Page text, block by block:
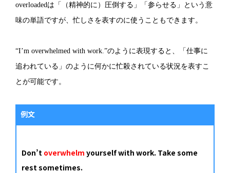
overloadedは「（精神的に）圧倒する」「参らせる」という意
味の単語ですが、忙しさを表すのに使うこともできます。
“I’m overwhelmed with work.”のように表現すると、「仕事に
追われている」のように何かに忙殺されている状況を表すこ
とが可能です。
例文
Don’t overwhelm yourself with work. Take some
rest sometimes.